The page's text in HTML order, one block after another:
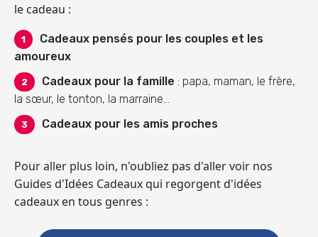
le cadeau :
Cadeaux pensés pour les couples et les
amoureux
Cadeaux pour la famille : papa, maman, le frère,
la sœur, le tonton, la marraine...
Cadeaux pour les amis proches
Pour aller plus loin, n'oubliez pas d'aller voir nos
Guides d'Idées Cadeaux qui regorgent d'idées
cadeaux en tous genres :